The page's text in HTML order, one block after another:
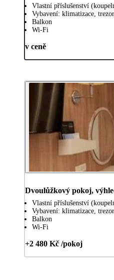
Vlastní příslušenství
Vybavení: klimatizace,
Balkon
Wi-Fi
v ceně
Dvoulůžkový pokoj,
Vlastní příslušenství
Vybavení: klimatizace,
Balkon
Wi-Fi
+2 480 Kč /pokoj